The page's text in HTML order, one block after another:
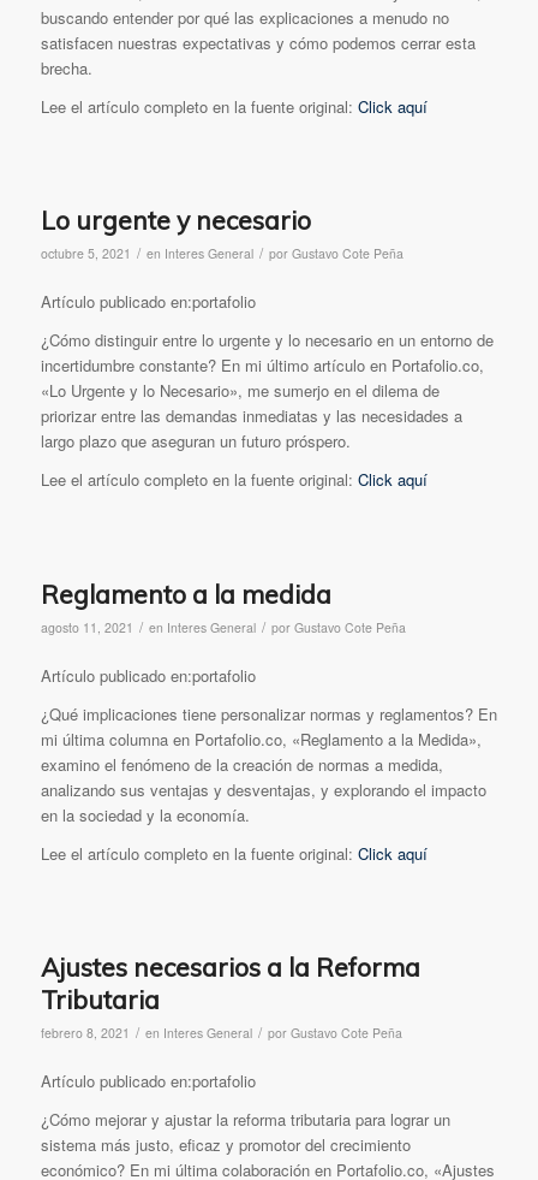
buscando entender por qué las explicaciones a menudo no
satisfacen nuestras expectativas y cómo podemos cerrar esta
brecha.
Lee el artículo completo en la fuente original: Click aquí
Lo urgente y necesario
octubre 5, 2021 / en Interes General / por Gustavo Cote Peña
Artículo publicado en:portafolio
¿Cómo distinguir entre lo urgente y lo necesario en un entorno de
incertidumbre constante? En mi último artículo en Portafolio.co,
«Lo Urgente y lo Necesario», me sumerjo en el dilema de
priorizar entre las demandas inmediatas y las necesidades a
largo plazo que aseguran un futuro próspero.
Lee el artículo completo en la fuente original: Click aquí
Reglamento a la medida
agosto 11, 2021 / en Interes General / por Gustavo Cote Peña
Artículo publicado en:portafolio
¿Qué implicaciones tiene personalizar normas y reglamentos? En
mi última columna en Portafolio.co, «Reglamento a la Medida»,
examino el fenómeno de la creación de normas a medida,
analizando sus ventajas y desventajas, y explorando el impacto
en la sociedad y la economía.
Lee el artículo completo en la fuente original: Click aquí
Ajustes necesarios a la Reforma
Tributaria
febrero 8, 2021 / en Interes General / por Gustavo Cote Peña
Artículo publicado en:portafolio
¿Cómo mejorar y ajustar la reforma tributaria para lograr un
sistema más justo, eficaz y promotor del crecimiento
económico? En mi última colaboración en Portafolio.co, «Ajustes